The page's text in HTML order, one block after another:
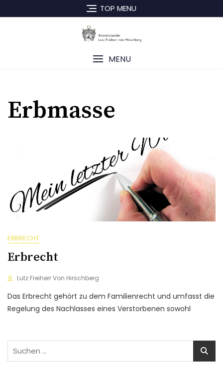
to
TOP MENU
MENU
Erbmasse
ERBRECHT
Erbrecht
Lutz Freiherr Von Hirschberg
Das Erbrecht gehört zu dem Familienrecht und umfasst die
Regelung des Nachlasses eines Verstorbenen sowohl
Suchen